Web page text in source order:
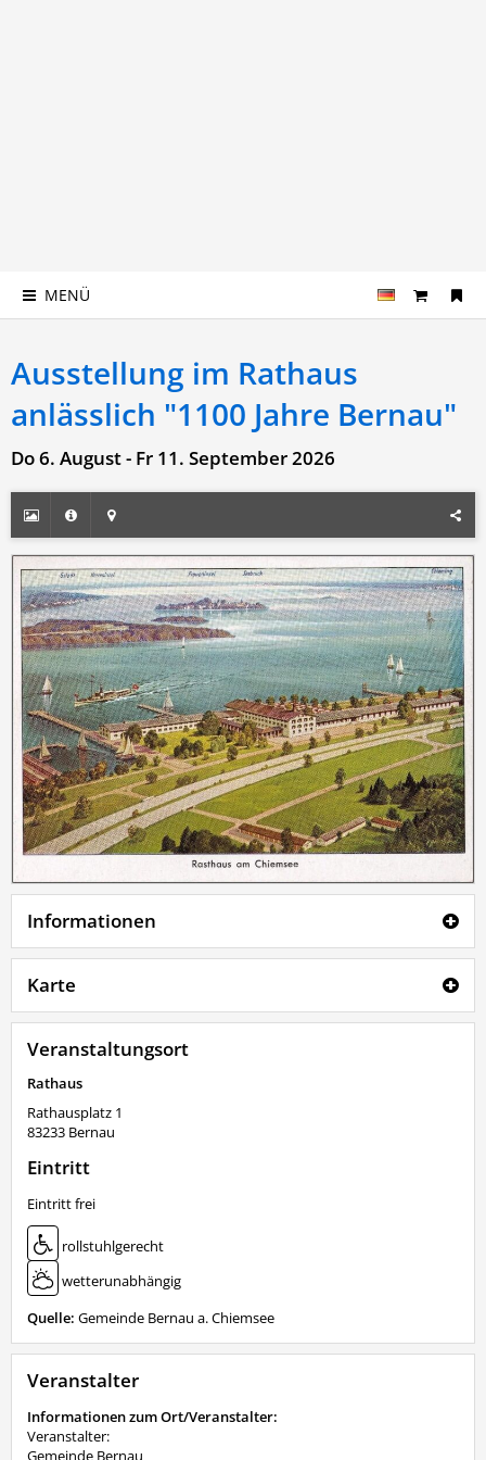
MENÜ
Ausstellung im Rathaus
anlässlich "1100 Jahre Bernau"
Do 6. August - Fr 11. September 2026
Informationen
Karte
Veranstaltungsort
Rathaus
Rathausplatz 1
83233 Bernau
Eintritt
Eintritt frei
rollstuhlgerecht
wetterunabhängig
Quelle: Gemeinde Bernau a. Chiemsee
Veranstalter
Informationen zum Ort/Veranstalter:
Veranstalter:
Gemeinde Bernau